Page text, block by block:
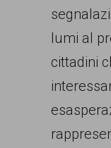
garanzia
dei
diritti
di
per
lumi al
cittadini